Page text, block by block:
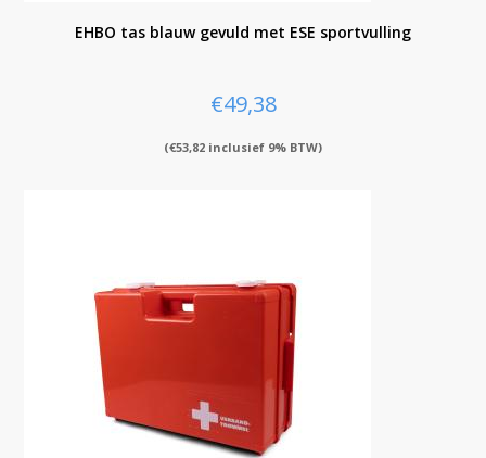
EHBO tas blauw gevuld met ESE sportvulling
€49,38
(€53,82 inclusief 9% BTW)